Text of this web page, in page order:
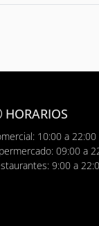
HORARIOS
10:00 a 22:00
09:00 a
9:00 a